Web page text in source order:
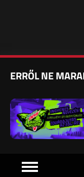
ERRŐL NE